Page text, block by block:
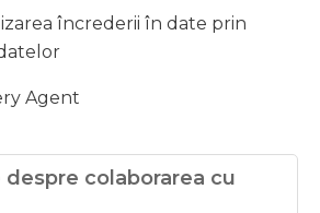
încrederii în date prin
Agent
colaborarea cu